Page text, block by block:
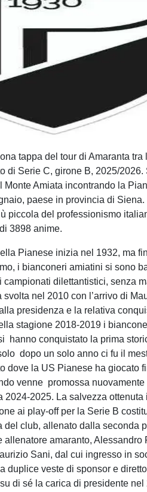
tappa del tour di Amaranta tra
di Serie C, girone B, 2025/
Monte Amiata incontrando la
paese in provincia di
piccola del professionismo
3898 anime.
Pianese inizia nel 1932, ma
i bianconeri amiatini si sono
campionati dilettantistici, senza
svolta nel 2010 con l’arrivo di
presidenza e la relativa
stagione 2018-2019 i
hanno conquistato la prima
dopo un solo anno ci fu il
dove la US Pianese ha giocato
venne promossa
2024-2025. La salvezza
ai play-off per la Serie B
del club, allenato dalla seconda
allenatore amaranto,
Sani, dal cui ingresso in
duplice veste di sponsor e
di sé la carica di presidente